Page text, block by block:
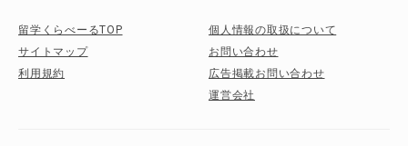
留学くらべーるTOP
サイトマップ
利用規約
個人情報の取扱について
お問い合わせ
広告掲載お問い合わせ
運営会社